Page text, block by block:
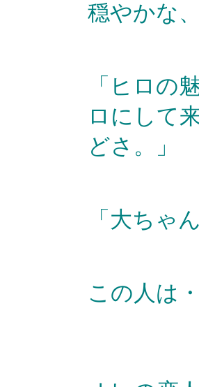
穏やかな
「ヒロの
ロにして
どさ。」
「大ちゃ
この人は